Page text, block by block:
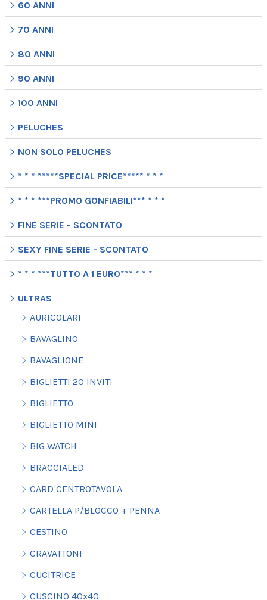
60 ANNI
70 ANNI
80 ANNI
90 ANNI
100 ANNI
PELUCHES
NON SOLO PELUCHES
* * * *****SPECIAL PRICE***** * * *
* * * ***PROMO GONFIABILI*** * * *
FINE SERIE - SCONTATO
SEXY FINE SERIE - SCONTATO
* * * ***TUTTO A 1 EURO*** * * *
ULTRAS
AURICOLARI
BAVAGLINO
BAVAGLIONE
BIGLIETTI 20 INVITI
BIGLIETTO
BIGLIETTO MINI
BIG WATCH
BRACCIALED
CARD CENTROTAVOLA
CARTELLA P/BLOCCO + PENNA
CESTINO
CRAVATTONI
CUCITRICE
CUSCINO 40x40